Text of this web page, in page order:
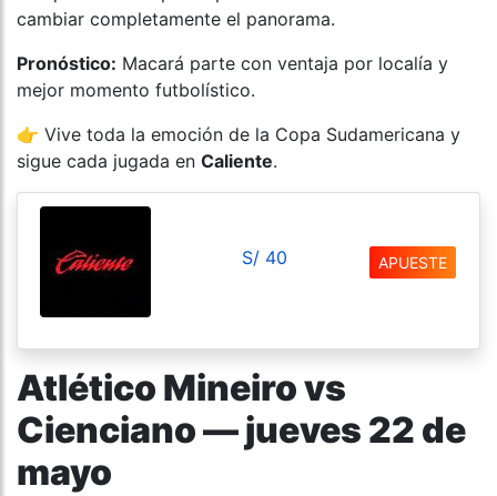
cambiar completamente el panorama.
Pronóstico: Macará parte con ventaja por localía y
mejor momento futbolístico.
👉 Vive toda la emoción de la Copa Sudamericana y
sigue cada jugada en Caliente.
S/ 40 APUESTE
Atlético Mineiro vs
Cienciano — jueves 22 de
mayo